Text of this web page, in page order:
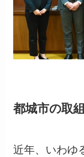
都城市の取
近年、いわゆ